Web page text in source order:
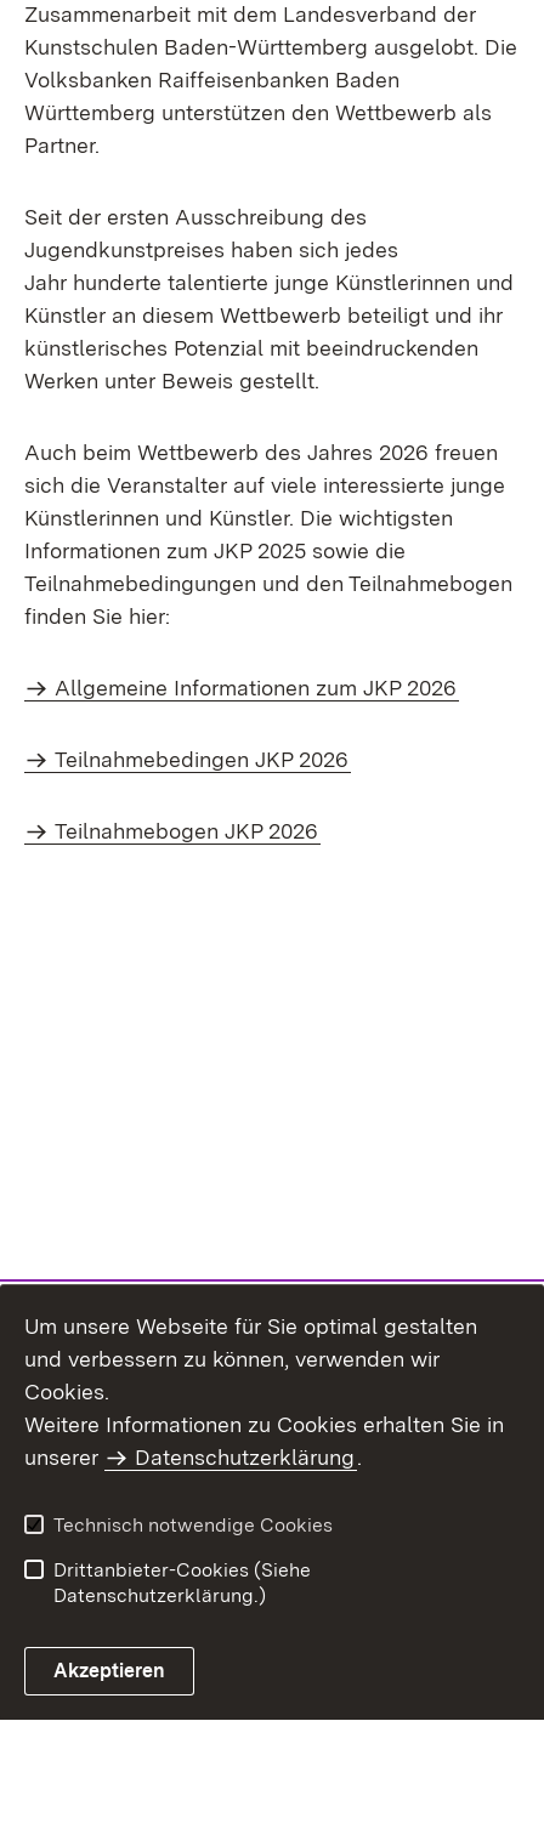
Zusammenarbeit mit dem Landesverband der
Kunstschulen Baden-Württemberg ausgelobt. Die
Volksbanken Raiffeisenbanken Baden
Württemberg unterstützen den Wettbewerb als
Partner.
Seit der ersten Ausschreibung des
Jugendkunstpreises haben sich jedes
Jahr hunderte talentierte junge Künstlerinnen und
Künstler an diesem Wettbewerb beteiligt und ihr
künstlerisches Potenzial mit beeindruckenden
Werken unter Beweis gestellt.
Auch beim Wettbewerb des Jahres 2026 freuen
sich die Veranstalter auf viele interessierte junge
Künstlerinnen und Künstler. Die wichtigsten
Informationen zum JKP 2025 sowie die
Teilnahmebedingungen und den Teilnahmebogen
finden Sie hier:
Allgemeine Informationen zum JKP 2026
Teilnahmebedingen JKP 2026
Teilnahmebogen JKP 2026
Benutzungshinweise
Erklärung zur
Um unsere Webseite für Sie optimal gestalten
und verbessern zu können, verwenden wir
Cookies.
Weitere Informationen zu Cookies erhalten Sie in
unserer
Datenschutzerklärung.
Technisch notwendige Cookies
Drittanbieter-Cookies (Siehe
Datenschutzerklärung.)
Akzeptieren